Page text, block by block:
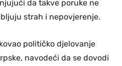
da takve poruke ne
strah i nepovjerenje.
političko djelovanje
navodeći da se dovodi